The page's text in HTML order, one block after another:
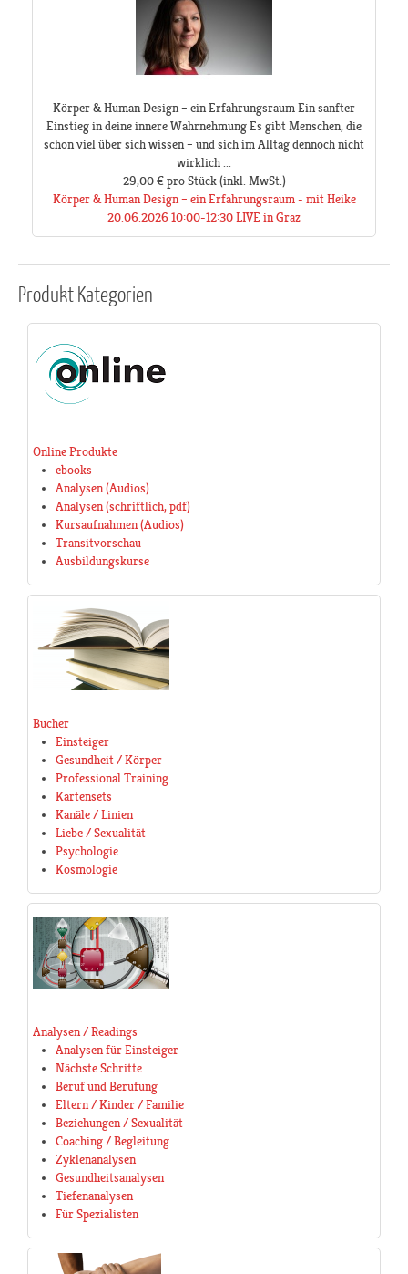
Körper & Human Design – ein Erfahrungsraum Ein sanfter
Einstieg in deine innere Wahrnehmung Es gibt Menschen, die
schon viel über sich wissen – und sich im Alltag dennoch nicht
wirklich ...
29,00 € pro Stück(inkl. MwSt.)
Körper & Human Design – ein Erfahrungsraum - mit Heike
20.06.2026 10:00-12:30 LIVE in Graz
ProduktKategorien
Online Produkte
ebooks
Analysen (Audios)
Analysen (schriftlich, pdf)
Kursaufnahmen (Audios)
Transitvorschau
Ausbildungskurse
Bücher
Einsteiger
Gesundheit / Körper
Professional Training
Kartensets
Kanäle / Linien
Liebe / Sexualität
Psychologie
Kosmologie
Analysen / Readings
Analysen für Einsteiger
Nächste Schritte
Beruf und Berufung
Eltern / Kinder / Familie
Beziehungen / Sexualität
Coaching / Begleitung
Zyklenanalysen
Gesundheitsanalysen
Tiefenanalysen
Für Spezialisten